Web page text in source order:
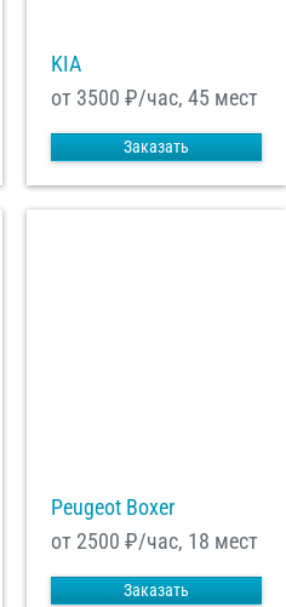
KIA
от 3500 ₽/час, 45 мест
Заказать
Peugeot Boxer
от 2500 ₽/час, 18 мест
Заказать
Персональных данных
заказ